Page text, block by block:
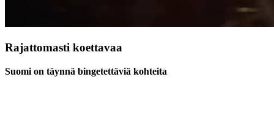
Rajattomasti koettavaa
Suomi on täynnä bingetettäviä kohteita